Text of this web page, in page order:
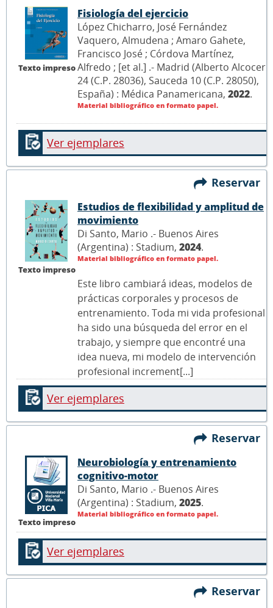
Texto impreso
Fisiología del ejercicio
López Chicharro, José Fernández
Vaquero, Almudena ; Amaro Gahete,
Francisco José ; Córdova Martínez,
Alfredo ; [et al.] .- Madrid (Alberto Alcocer
24 (C.P. 28036), Sauceda 10 (C.P. 28050),
España) : Médica Panamericana, 2022.
Material bibliográfico en formato papel.
Ver ejemplares
Reservar
Texto impreso
Estudios de flexibilidad y amplitud de
movimiento
Di Santo, Mario .- Buenos Aires
(Argentina) : Stadium, 2024.
Material bibliográfico en formato papel.
Este libro cambiará ideas, modelos de
prácticas corporales y procesos de
entrenamiento. Toda mi vida profesional
ha sido una búsqueda del error en el
trabajo, y siempre que encontré una
idea nueva, mi modelo de intervención
profesional increment[...]
Ver ejemplares
Reservar
Texto impreso
Neurobiología y entrenamiento
cognitivo-motor
Di Santo, Mario .- Buenos Aires
(Argentina) : Stadium, 2025.
Material bibliográfico en formato papel.
Ver ejemplares
Reservar